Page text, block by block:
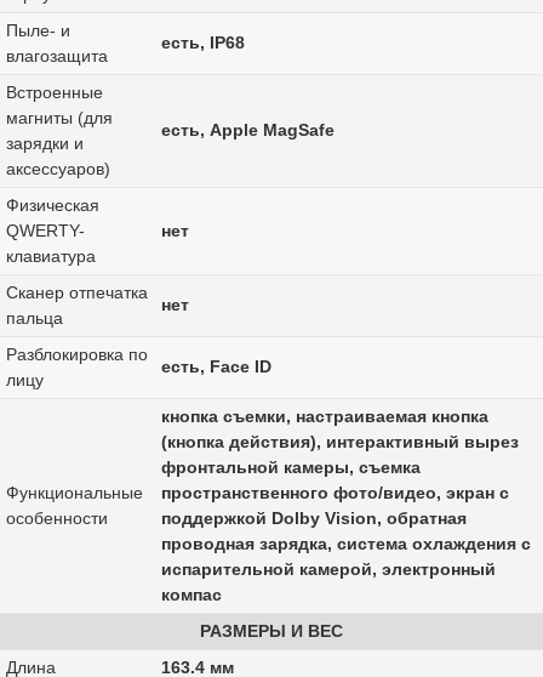
Пыле- и
влагозащита
есть, IP68
Встроенные
магниты (для
зарядки и
аксессуаров)
есть, Apple MagSafe
Физическая
QWERTY-
клавиатура
нет
Сканер отпечатка
пальца
нет
Разблокировка по
лицу
есть, Face ID
Функциональные
особенности
кнопка съемки, настраиваемая кнопка
(кнопка действия), интерактивный вырез
фронтальной камеры, съемка
пространственного фото/видео, экран с
поддержкой Dolby Vision, обратная
проводная зарядка, система охлаждения с
испарительной камерой, электронный
компас
РАЗМЕРЫ И ВЕС
Длина
163.4 мм